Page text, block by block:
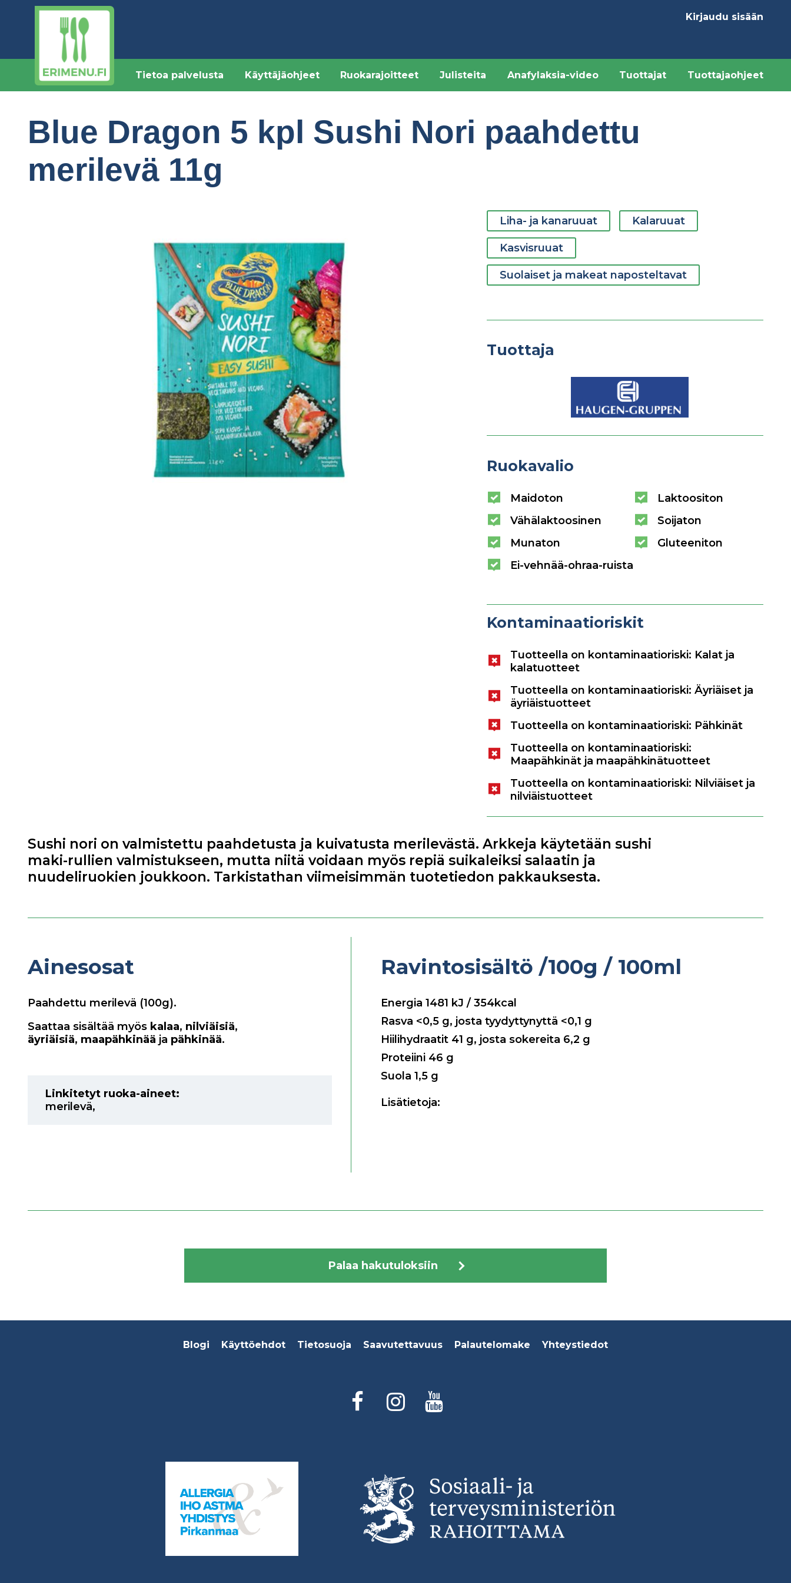
Hyppää
Käyttäjävalikko
Kirjaudu sisään
Tietoa palvelusta Käyttäjäohjeet Ruokarajoitteet Julisteita Anafylaksia-video Tuottajat Tuottajaohjeet
Blue Dragon 5 kpl Sushi Nori paahdettu
merilevä 11g
Liha- ja kanaruuat Kalaruuat
Kasvisruuat
Suolaiset ja makeat naposteltavat
Tuottaja
Ruokavalio
Maidoton
Laktoositon
Vähälaktoosinen
Soijaton
Munaton
Gluteeniton
Ei-vehnää-ohraa-ruista
Kontaminaatioriskit
Tuotteella on kontaminaatioriski: Kalat ja
kalatuotteet
Tuotteella on kontaminaatioriski: Äyriäiset ja
äyriäistuotteet
Tuotteella on kontaminaatioriski: Pähkinät
Tuotteella on kontaminaatioriski:
Maapähkinät ja maapähkinätuotteet
Tuotteella on kontaminaatioriski: Nilviäiset ja
nilviäistuotteet
Sushi nori on valmistettu paahdetusta ja kuivatusta merilevästä. Arkkeja käytetään sushi
maki-rullien valmistukseen, mutta niitä voidaan myös repiä suikaleiksi salaatin ja
nuudeliruokien joukkoon. Tarkistathan viimeisimmän tuotetiedon pakkauksesta.
Ainesosat
Paahdettu merilevä (100g).
Saattaa sisältää myös kalaa, nilviäisiä,
äyriäisiä, maapähkinää ja pähkinää.
Linkitetyt ruoka-aineet:
merilevä,
Ravintosisältö /100g / 100ml
Energia 1481 kJ / 354kcal
Rasva <0,5g, josta tyydyttynyttä <0,1 g
Hiilihydraatit 41 g, josta sokereita 6,2 g
Proteiini 46 g
Suola 1,5g
Lisätietoja:
Palaa hakutuloksiin
Blogi Käyttöehdot Tietosuoja Saavutettavuus Palautelomake Yhteystiedot